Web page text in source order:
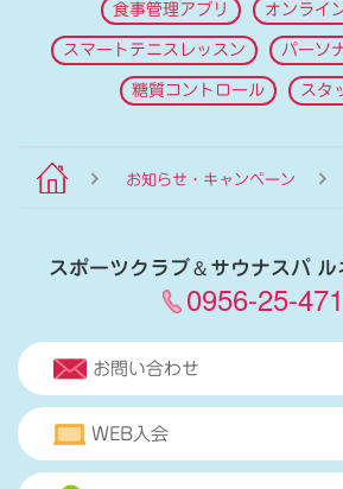
食事管理アプリ オンライ
スマートテニスレッスン パーソ
糖質コントロール スタ
お知らせ・キャンペーン
スポーツクラブ＆サウナスパ
0956-25-
お問い合わせ
WEB入会